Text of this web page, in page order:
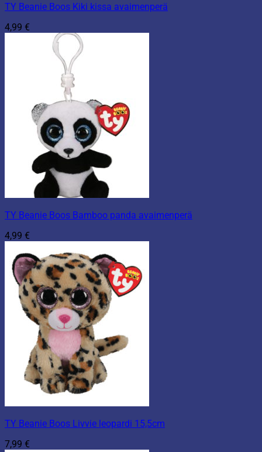
TY Beanie Boos Kiki kissa avaimenperä
4,99 €
TY Beanie Boos Bamboo panda avaimenperä
4,99 €
TY Beanie Boos Livvie leopardi 15,5cm
7,99 €